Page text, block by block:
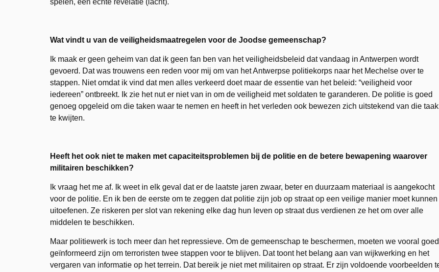
spelen, een echte revelatie (lacht).
Wat vindt u van de veiligheidsmaatregelen voor de Joodse gemeenschap?
Ik maak er geen geheim van dat ik geen fan ben van het veiligheidsbeleid dat vandaag in Antwerpen wordt
gevoerd. Dat was trouwens een reden voor mij om van het Antwerpse politiekorps naar het Mechelse over te
stappen. Niet omdat ik vind dat men alles verkeerd doet maar de essentie van het beleid: “veiligheid voor
iedereen” ontbreekt. Ik zie het nut er niet van in om de veiligheid met soldaten te garanderen. De politie is goed
genoeg opgeleid om die taken waar te nemen en heeft in het verleden ook bewezen zich uitstekend van die taak
te kwijten.
Heeft het ook niet te maken met capaciteitsproblemen bij de politie en de betere bewapening waarover
militairen beschikken?
Ik vraag het me af. Ik weet in elk geval dat er de laatste jaren zwaar, beter en duurzaam materiaal is aangekocht
voor de politie. En ik ben de eerste om te zeggen dat politie zijn job op straat op een veilige manier moet kunnen
uitoefenen. Ze riskeren per slot van rekening elke dag hun leven op straat dus verdienen ze het om over alle
middelen te beschikken.
Maar politiewerk is toch meer dan het repressieve. Om de gemeenschap te beschermen, moeten we vooral goed
geïnformeerd zijn om terroristen twee stappen voor te blijven. Dat toont het belang aan van wijkwerking en het
vergaren van informatie op het terrein. Dat bereik je niet met militairen op straat. Er zijn voldoende voorbeelden